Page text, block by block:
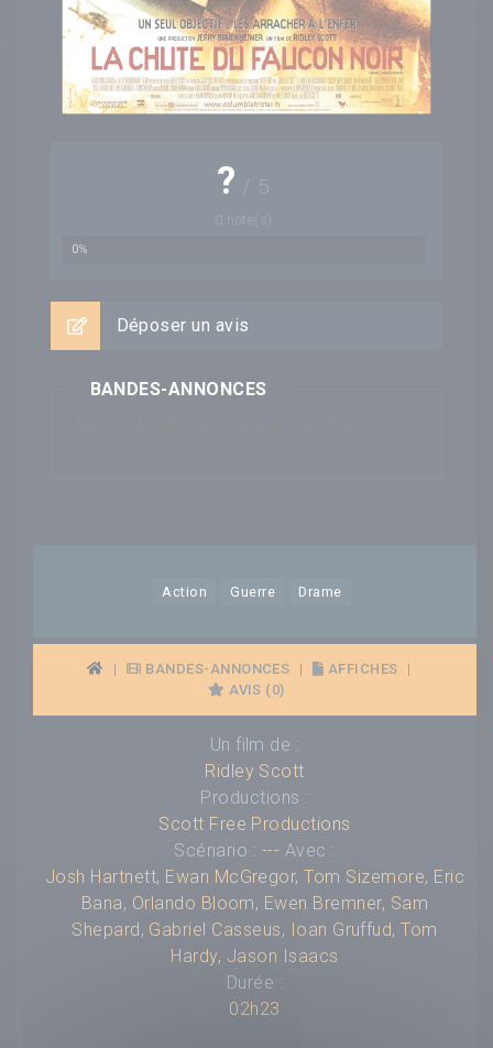
? / 5
note(s)
0%
Déposer un avis
BANDES-ANNONCES
Action Guerre Drame
| BANDES-ANNONCES | AFFICHES
|
AVIS (0)
Un film de :
Ridley Scott
Productions :
Scott Free Productions
Scénario : --- Avec :
Josh Hartnett, Ewan McGregor,Tom Sizemore, Eric
Bana, Orlando Bloom, Ewen Bremner, Sam
Shepard, Gabriel Casseus, Ioan Gruffud,Tom
Hardy, Jason Isaacs
Durée :
02h23